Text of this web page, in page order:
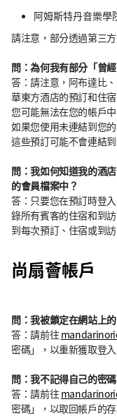
阿姆斯特丹音樂學
請注意，部分透過第三
問：為何我有部分「曾
答：請注意，阿布達比
華東方酒店的預訂和住
您可能無法在您的帳戶
如果您使用未連結到您
這些預訂可能不會連結
問：我如何知道我的酒
的會員檔案中？
答：只要您在預訂時登
錄所有賓客的住宿和到
到每次預訂、住宿或到
尚扇薈帳戶
問：我被鎖定在網站上
答：請前往
密碼」，以重新獲取登
問：我不記得自己的密
答：請前往
密碼」，以取回帳戶的存